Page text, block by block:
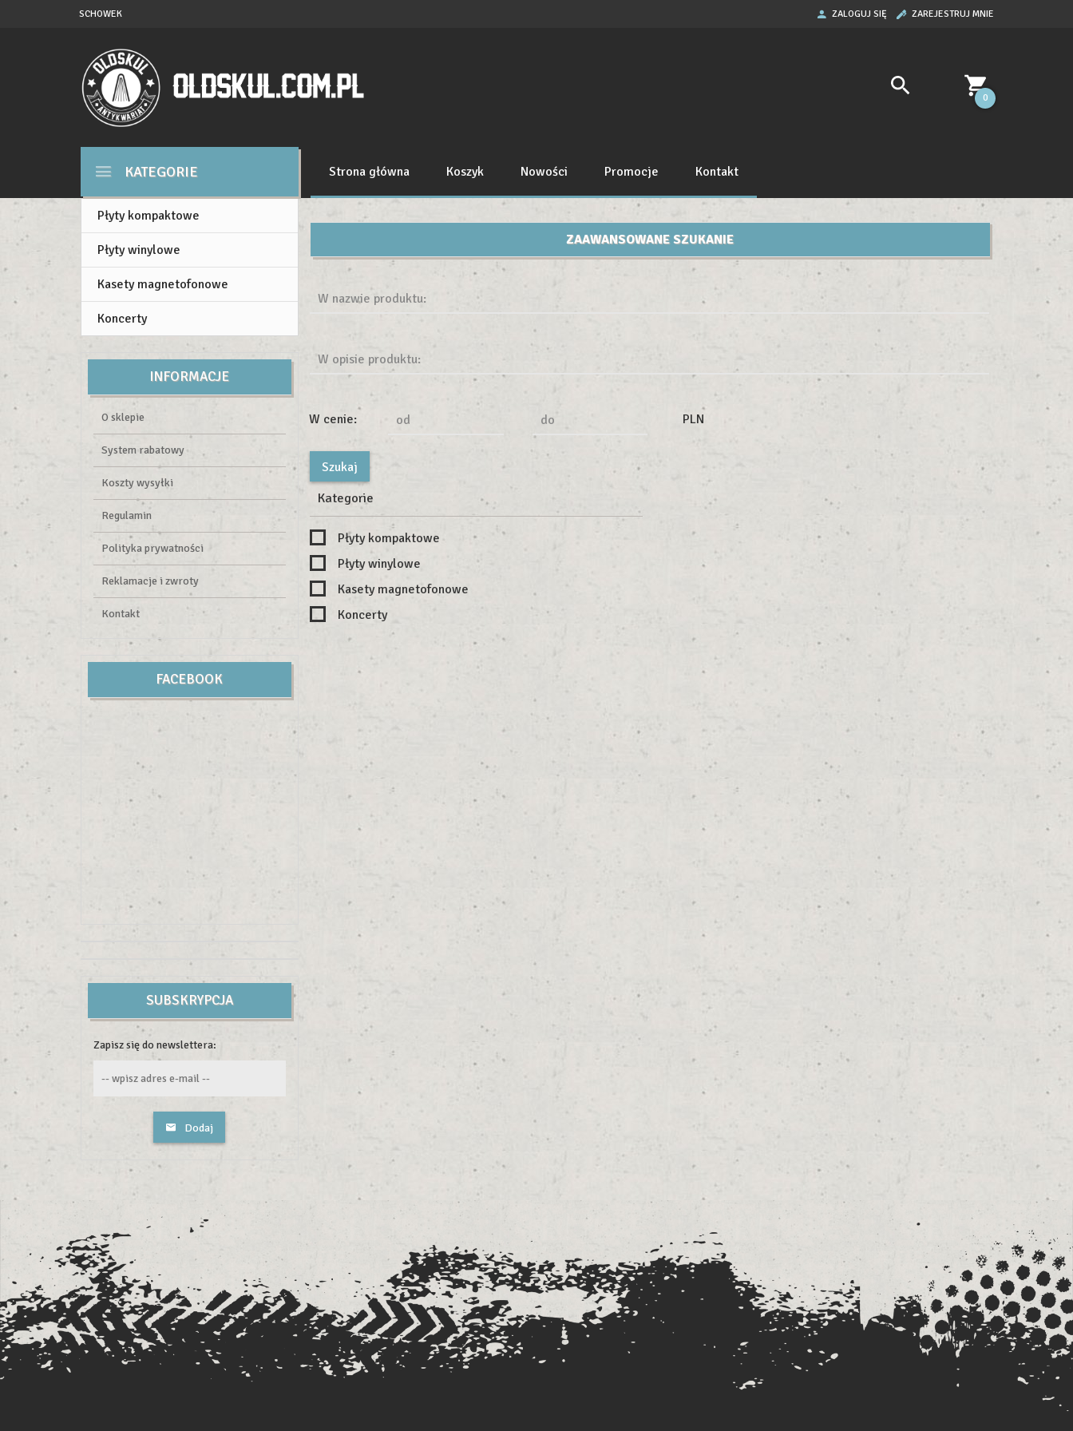
SCHOWEK ZALOGUJ SIĘ ZAREJESTRUJ MNIE
0
KATEGORIE Strona główna Koszyk Nowości Promocje Kontakt
Płyty kompaktowe
Płyty winylowe
Kasety magnetofonowe
Koncerty
INFORMACJE
O sklepie
System rabatowy
Koszty wysyłki
Regulamin
Polityka prywatności
Reklamacje i zwroty
Kontakt
FACEBOOK
SUBSKRYPCJA
Zapisz się do newslettera:
Dodaj
ZAAWANSOWANE SZUKANIE
W nazwie produktu:
W opisie produktu:
W cenie: od do PLN
Kategorie
Płyty kompaktowe
Płyty winylowe
Kasety magnetofonowe
Koncerty